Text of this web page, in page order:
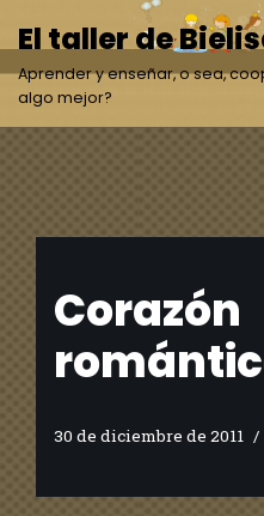
Saltar
al
contenido
El taller de
Aprender y enseñar, o sea,
algo mejor?
Corazón
30 de diciembre de 2011